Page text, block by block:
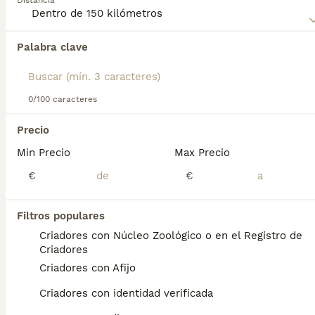
Palabra clave
0/100 caracteres
Precio
Min Precio
€
Max Precio
€
Filtros populares
Criadores con Núcleo Zoológico o en el Registro de
Criadores
Criadores con Afijo
Criadores con identidad verificada
preescolar.
Encontramos 0 Morkie Perros para monta en
Si deseas exactamente esta búsqueda guarda tu
búsqueda y espera el resultado perfecto:
Preguntas frecuentes
¿Cuánto vale un perro
morkie?
El coste de adquisición de esta raza puede
variar según factores como el pedigrí, la
reputación del criador y la ubicación